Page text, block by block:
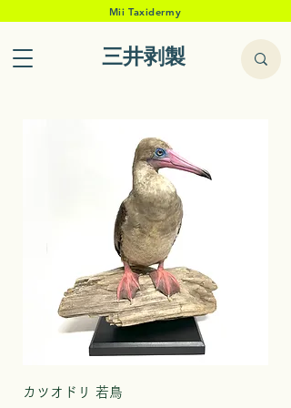
Mii Taxidermy
三井剥製
カツオドリ 若鳥